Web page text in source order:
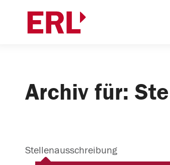
Archiv für:
Stellenausschreibung